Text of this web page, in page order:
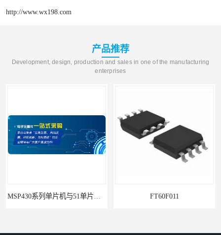
http://www.wx198.com
产品推荐
Development, design, production and sales in one of the manufacturing
enterprises
MSP430系列单片机与51单片机的区别及优劣势对比 FT60F011